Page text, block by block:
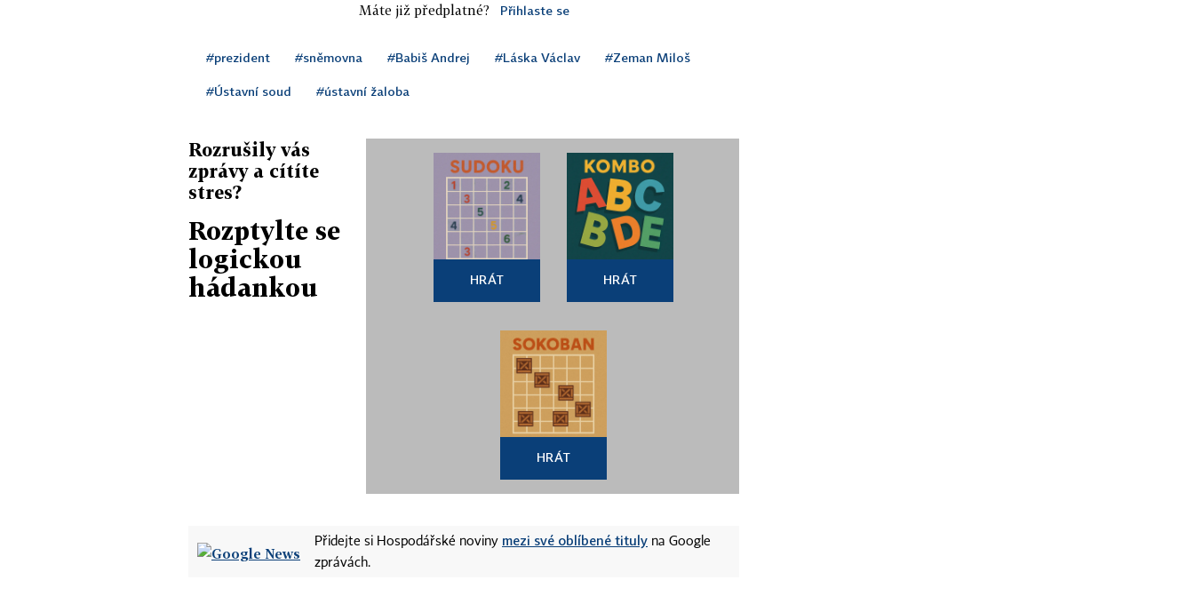
Máte již předplatné? Přihlaste se
#prezident #sněmovna #Babiš Andrej #Láska Václav #Zeman Miloš
#Ústavní soud #ústavní žaloba
Rozrušily vás
zprávy a cítíte
stres?
Rozptylte se
logickou
hádankou
HRÁT HRÁT
HRÁT
Přidejte si Hospodářské noviny mezi své oblíbené tituly na Google
zprávách.